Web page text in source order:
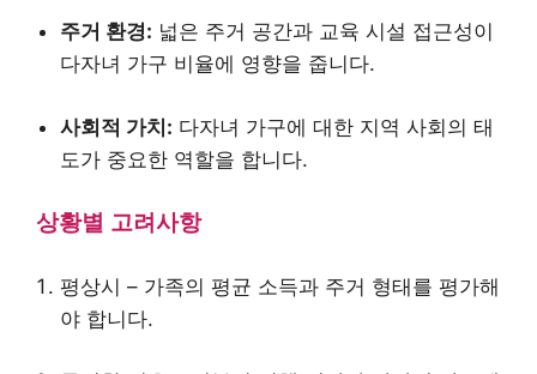
주거 환경: 넓은 주거 공간과 교육 시설 접근성이
다자녀 가구 비율에 영향을 줍니다.
사회적 가치: 다자녀 가구에 대한 지역 사회의 태
도가 중요한 역할을 합니다.
상황별 고려사항
평상시 – 가족의 평균 소득과 주거 형태를 평가해
야 합니다.